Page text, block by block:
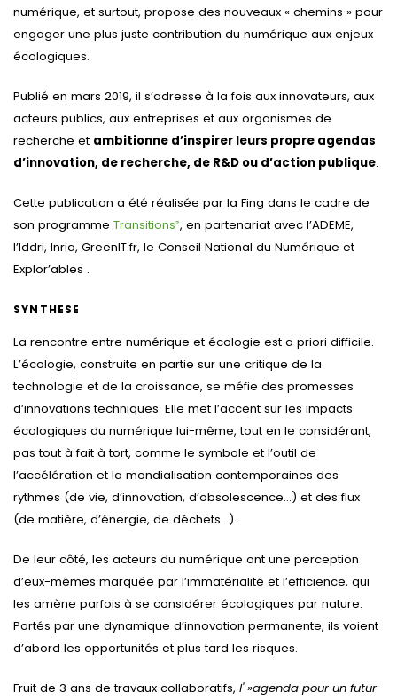
numérique, et surtout, propose des nouveaux « chemins » pour
engager une plus juste contribution du numérique aux enjeux
écologiques.
Publié en mars 2019, il s’adresse à la fois aux innovateurs, aux
acteurs publics, aux entreprises et aux organismes de
recherche et ambitionne d’inspirer leurs propre agendas
d’innovation, de recherche, de R&D ou d’action publique.
Cette publication a été réalisée par la Fing dans le cadre de
son programme Transitions², en partenariat avec l’ADEME,
l’Iddri, Inria, GreenIT.fr, le Conseil National du Numérique et
Explor’ables .
SYNTHESE
La rencontre entre numérique et écologie est a priori difficile.
L’écologie, construite en partie sur une critique de la
technologie et de la croissance, se méfie des promesses
d’innovations techniques. Elle met l’accent sur les impacts
écologiques du numérique lui-même, tout en le considérant,
pas tout à fait à tort, comme le symbole et l’outil de
l’accélération et la mondialisation contemporaines des
rythmes (de vie, d’innovation, d’obsolescence…) et des flux
(de matière, d’énergie, de déchets…).
De leur côté, les acteurs du numérique ont une perception
d’eux-mêmes marquée par l’immatérialité et l’efficience, qui
les amène parfois à se considérer écologiques par nature.
Portés par une dynamique d’innovation permanente, ils voient
d’abord les opportunités et plus tard les risques.
Fruit de 3 ans de travaux collaboratifs, l' »agenda pour un futur